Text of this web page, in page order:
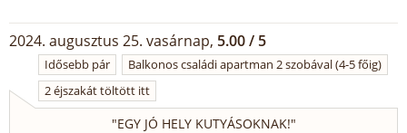
2024. augusztus 25. vasárnap, 5.00 / 5
Idősebb pár
Balkonos családi apartman 2 szobával (4-5 főig)
2 éjszakát töltött itt
"EGY JÓ HELY KUTYÁSOKNAK!"